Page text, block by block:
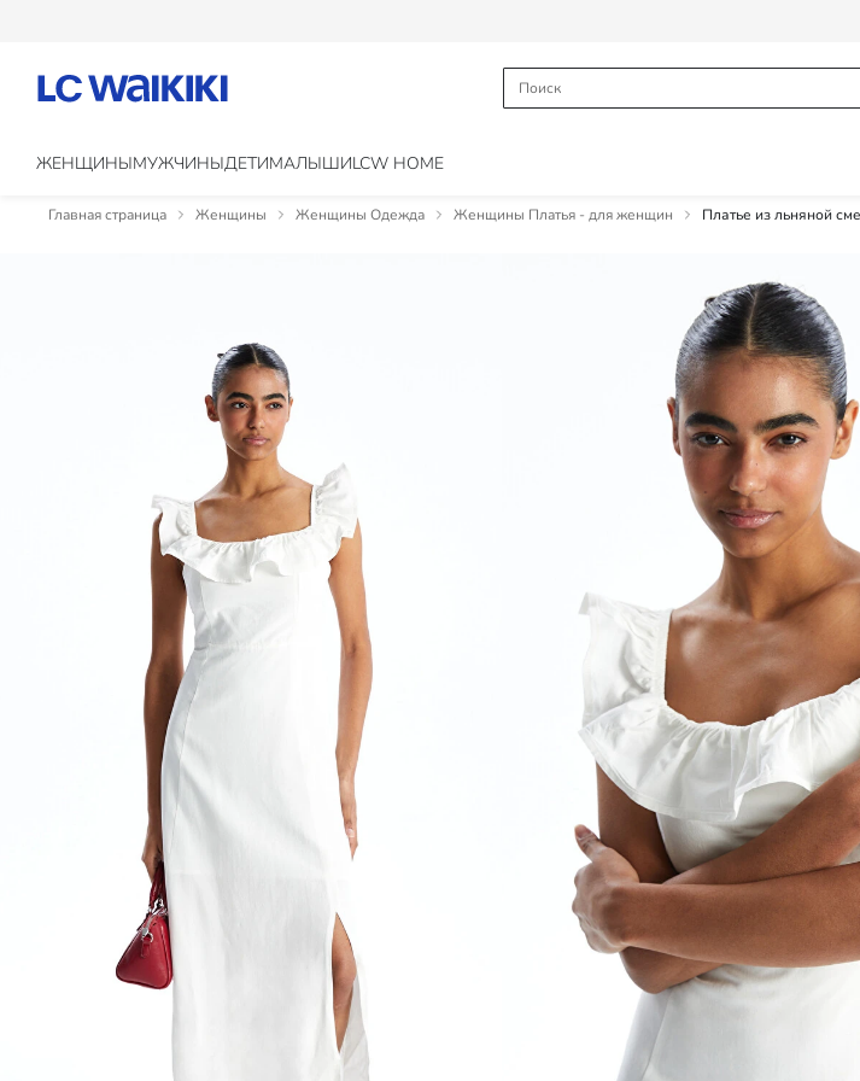
ЖЕНЩИНЫМУЖЧИНЫДЕТИМАЛЫШИLCW HOME
Главная страница Женщины Женщины Одежда Женщины Платья - для женщин Платье из льняной